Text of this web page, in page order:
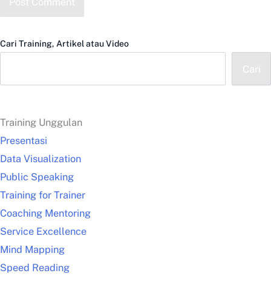
Cari Training, Artikel atau Video
Cari
Training Unggulan
Presentasi
Data Visualization
Public Speaking
Training for Trainer
Coaching Mentoring
Service Excellence
Mind Mapping
Speed Reading